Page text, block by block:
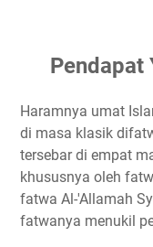
Pendapat
Haramnya umat
di masa klasik
tersebar di empat
khususnya oleh
fatwa Al-'Allamah
fatwanya menukil